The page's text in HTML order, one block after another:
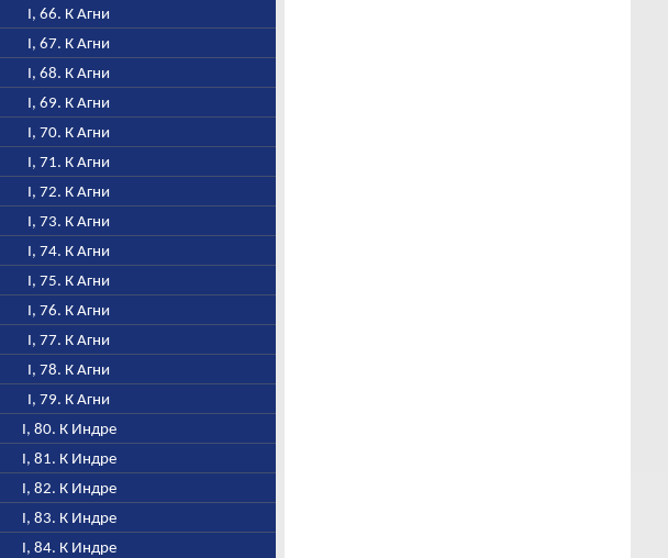
I, 66. К Агни
I, 67. К Агни
I, 68. К Агни
I, 69. К Агни
I, 70. К Агни
I, 71. К Агни
I, 72. К Агни
I, 73. К Агни
I, 74. К Агни
I, 75. К Агни
I, 76. К Агни
I, 77. К Агни
I, 78. К Агни
I, 79. К Агни
I, 80. К Индре
I, 81. К Индре
I, 82. К Индре
I, 83. К Индре
I, 84. К Индре